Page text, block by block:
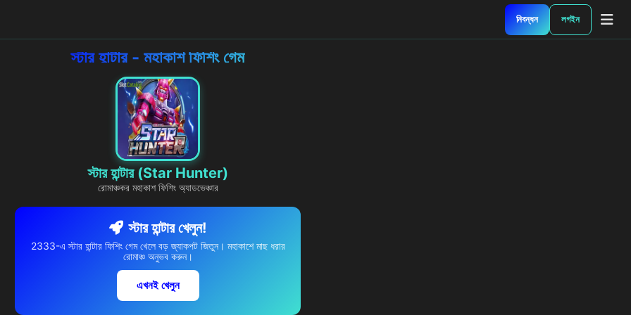
নিবন্ধন লগইন
স্টার হান্টার - মহাকাশ ফিশিং গেম
স্টার হান্টার (Star Hunter)
রোমাঞ্চকর মহাকাশ ফিশিং অ্যাডভেঞ্চার
স্টার হান্টার খেলুন!
2333-এ স্টার হান্টার ফিশিং গেম খেলে বড় জ্যাকপট জিতুন। মহাকাশে মাছ ধরার
রোমাঞ্চ অনুভব করুন।
এখনই খেলুন